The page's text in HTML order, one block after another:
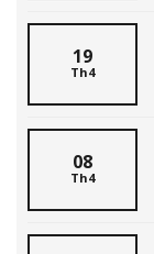
19
Th4
08
Th4